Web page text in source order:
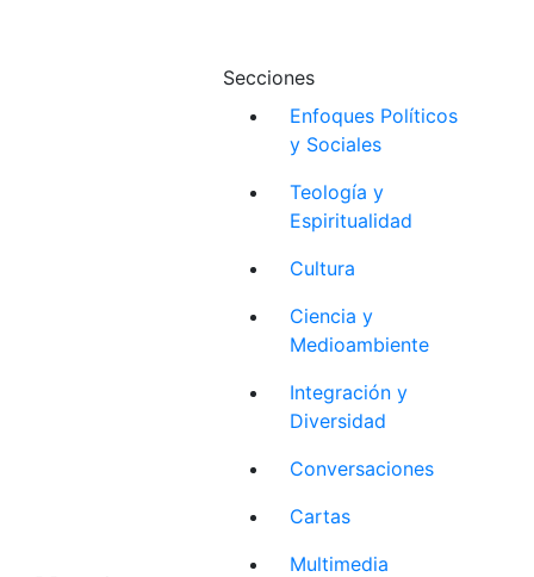
Secciones
Enfoques Políticos
y Sociales
Teología y
Espiritualidad
Cultura
Ciencia y
Medioambiente
Integración y
Diversidad
Conversaciones
Cartas
Multimedia